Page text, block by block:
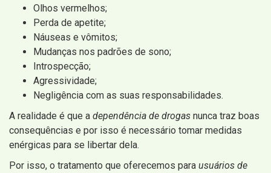
Olhos vermelhos;
Perda de apetite;
Náuseas e vômitos;
Mudanças nos padrões de sono;
Introspecção;
Agressividade;
Negligência com as suas responsabilidades.
A realidade é que a dependência de drogas nunca traz boas
consequências e por isso é necessário tomar medidas
enérgicas para se libertar dela.
Por isso, o tratamento que oferecemos para usuários de